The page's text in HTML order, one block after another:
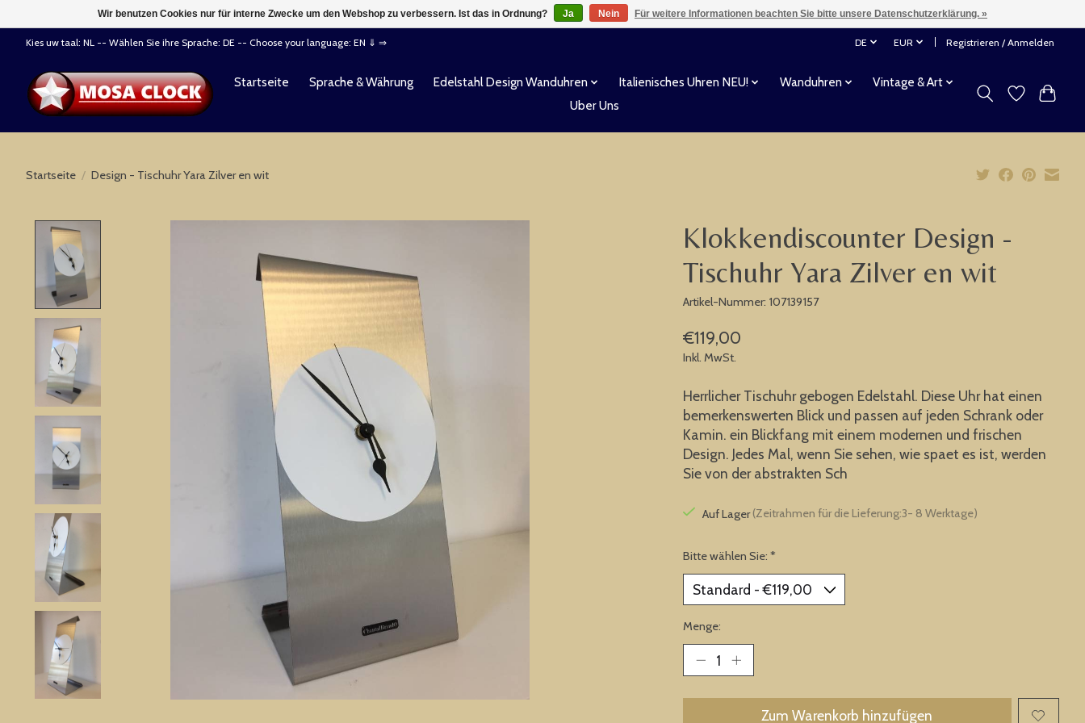
Kies uw taal: NL -- Wählen Sie ihre Sprache: DE -- Choose your language: EN ⇓ ⇒ DE EUR Registrieren / Anmelden
Startseite Sprache & Währung Edelstahl Design Wanduhren Italienisches Uhren NEU! Wanduhren
Vintage & Art
Uber Uns
Startseite / Design - Tischuhr Yara Zilver en wit
Klokkendiscounter Design -
Tischuhr Yara Zilver en wit
Artikel-Nummer: 107139157
€119,00
Inkl. MwSt.
Herrlicher Tischuhr gebogen Edelstahl. Diese Uhr hat einen
bemerkenswerten Blick und passen auf jeden Schrank oder
Kamin. ein Blickfang mit einem modernen und frischen
Design. Jedes Mal, wenn Sie sehen, wie spaet es ist, werden
Sie von der abstrakten Sch
Auf Lager(Zeitrahmen für die Lieferung:3- 8 Werktage)
Bitte wählen Sie: *
Menge:
Zum Warenkorb hinzufügen
Wir benutzen Cookies nur für interne Zwecke um den Webshop zu verbessern. Ist das in Ordnung? Ja Nein Für weitere Informationen beachten Sie bitte unsere Datenschutzerklärung. »